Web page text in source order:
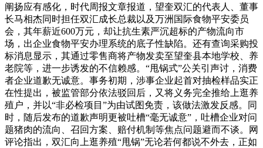
阐扬应有感化，时代周报文章报道，望奎双汇的代表人、董事
长马相杰同时担任双汇成长总裁以及万洲国际食物平安委员
会，其年薪近600万元，却让抗生素严沉超标的产物流向市
场，出企业食物平安办理系统的底子性缺陷。还有查询采购投
标消息显示，其通过零售商将产物发卖至望奎县本地学校、养
老院等，进一步诱发的不信赖感。“甩锅式”公关引声讨，消费
者企业道歉无诚意。事务初期，涉事企业起首对抽检样品实正
在性提出，被监管部分依法驳回后，又将义务完全推给上逛养
殖户，并以“非必检项目”为由试图免责，该做法激发反感。同
时，随后发布的道歉声明更被吐槽“毫无诚意”，吐槽企业对问
题猪肉的流向、召回方案、赔付机制等焦点问题避而不谈。网
评论指出，双汇向上逛养殖“甩锅”无论若何都说不外去，正如